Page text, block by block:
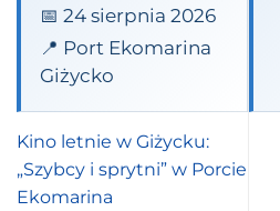
📅 24 sierpnia 2026
📍 Port Ekomarina
Giżycko
Kino letnie w Giżycku:
„Szybcy i sprytni” w Porcie
Ekomarina